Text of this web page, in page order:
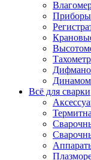
Приборы
Всё для сварки